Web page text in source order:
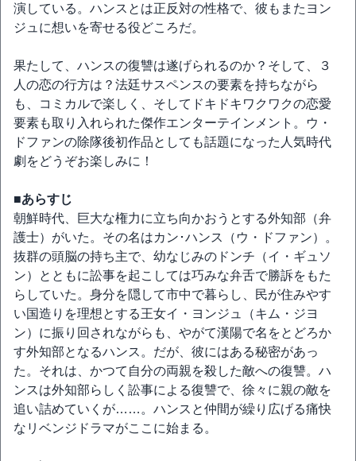
演している。ハンスとは正反対の性格で、彼もまたヨン
ジュに想いを寄せる役どころだ。
果たして、ハンスの復讐は遂げられるのか？そして、３
人の恋の行方は？法廷サスペンスの要素を持ちながら
も、コミカルで楽しく、そしてドキドキワクワクの恋愛
要素も取り入れられた傑作エンターテインメント。ウ・
ドファンの除隊後初作品としても話題になった人気時代
劇をどうぞお楽しみに！
■あらすじ
朝鮮時代、巨大な権力に立ち向かおうとする外知部（弁
護士）がいた。その名はカン･ハンス（ウ・ドファン）。
抜群の頭脳の持ち主で、幼なじみのドンチ（イ・ギュソ
ン）とともに訟事を起こしては巧みな弁舌で勝訴をもた
らしていた。身分を隠して市中で暮らし、民が住みやす
い国造りを理想とする王女イ・ヨンジュ（キム・ジヨ
ン）に振り回されながらも、やがて漢陽で名をとどろか
す外知部となるハンス。だが、彼にはある秘密があっ
た。それは、かつて自分の両親を殺した敵への復讐。ハ
ンスは外知部らしく訟事による復讐で、徐々に親の敵を
追い詰めていくが……。ハンスと仲間が繰り広げる痛快
なリベンジドラマがここに始まる。